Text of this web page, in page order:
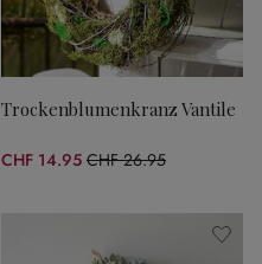
Trockenblumenkranz Vantile
CHF 14.95 CHF 26.95
(44.53% gespart)